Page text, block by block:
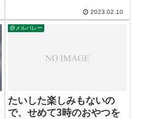
2023.02.10
@メルバレー
たいした楽しみもないの
で、せめて3時のおやつを